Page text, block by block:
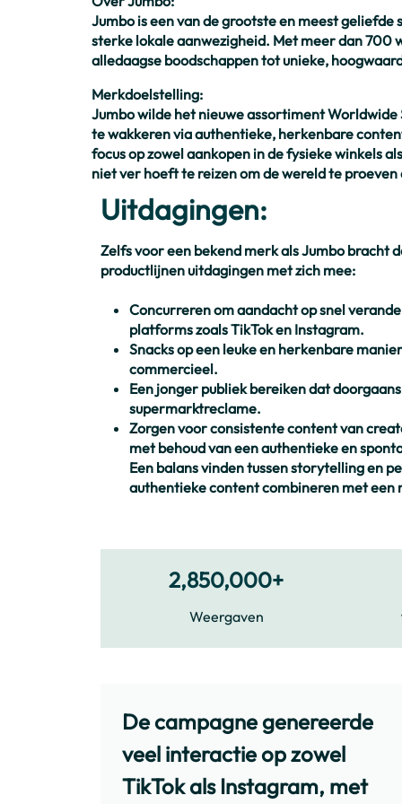
Jumbo is een van de grootste en meest
sterke lokale aanwezigheid. Met meer dan 700
alledaagse boodschappen tot unieke,
Merkdoelstelling:
Jumbo wilde het nieuwe assortimentWorldwide
te wakkeren via authentieke, herkenbare
focus op zowel aankopen in de fysieke winkels
niet ver hoeft te reizen om de wereld te
Uitdagingen:
Zelfs voor een bekend merk als Jumbo bracht
productlijnen uitdagingen met zich mee:
Concurreren om aandacht op snel
platforms zoals TikTok en Instagram.
Snacks op een leuke en herkenbare
commercieel.
Een jonger publiek bereiken dat
supermarktreclame.
Zorgen voor consistente content van
met behoud van een authentieke en
Een balans vinden tussen storytelling en
authentieke content combineren met een
2,850,000+
Weergaven
De campagne genereerde
veel interactie op zowel
TikTok als Instagram, met